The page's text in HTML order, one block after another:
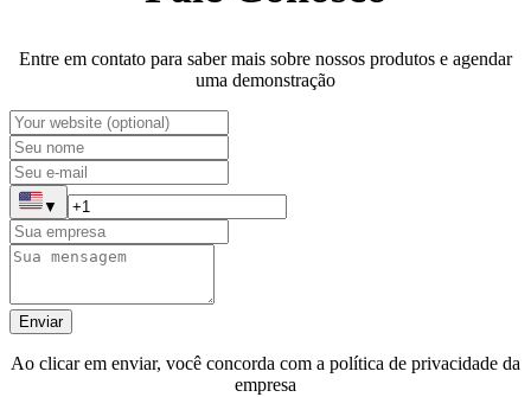
Entre em contato para saber mais sobre nossos produtos e agendar
uma demonstração
▼
Enviar
Ao clicar em enviar, você concorda com a política de privacidade da
empresa